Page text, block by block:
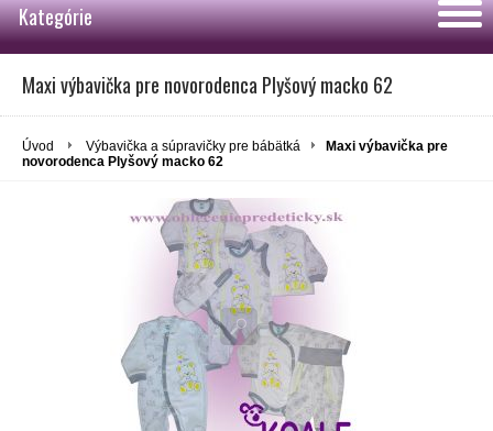
Kategórie
Maxi výbavička pre novorodenca Plyšový macko 62
Úvod Výbavička a súpravičky pre bábätká
Maxi výbavička pre
novorodenca Plyšový macko 62